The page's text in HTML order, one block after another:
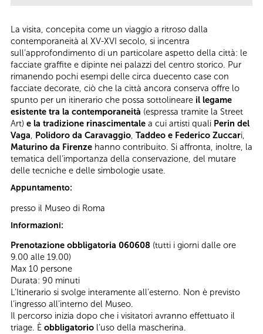
La visita, concepita come un viaggio a ritroso dalla
contemporaneità al XV-XVI secolo, si incentra
sull’approfondimento di un particolare aspetto della città: le
facciate graffite e dipinte nei palazzi del centro storico. Pur
rimanendo pochi esempi delle circa duecento case con
facciate decorate, ciò che la città ancora conserva offre lo
spunto per un itinerario che possa sottolineare il legame
esistente tra la contemporaneità (espressa tramite la Street
Art) e la tradizione rinascimentale a cui artisti quali Perin del
Vaga, Polidoro da Caravaggio, Taddeo e Federico Zuccari,
Maturino da Firenze hanno contribuito. Si affronta, inoltre, la
tematica dell’importanza della conservazione, del mutare
delle tecniche e delle simbologie usate.
Appuntamento:
presso il Museo di Roma
Informazioni:
Prenotazione obbligatoria 060608 (tutti i giorni dalle ore
9.00 alle 19.00)
Max 10 persone
Durata: 90 minuti
L’Itinerario si svolge interamente all’esterno. Non è previsto
l’ingresso all’interno del Museo.
Il percorso inizia dopo che i visitatori avranno effettuato il
triage. È obbligatorio l’uso della mascherina.